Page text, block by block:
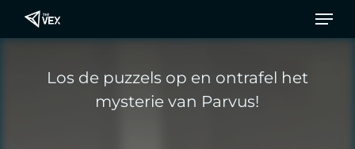
hoofdinhoud
Menu
Los de puzzels op en ontrafel het
mysterie van Parvus!